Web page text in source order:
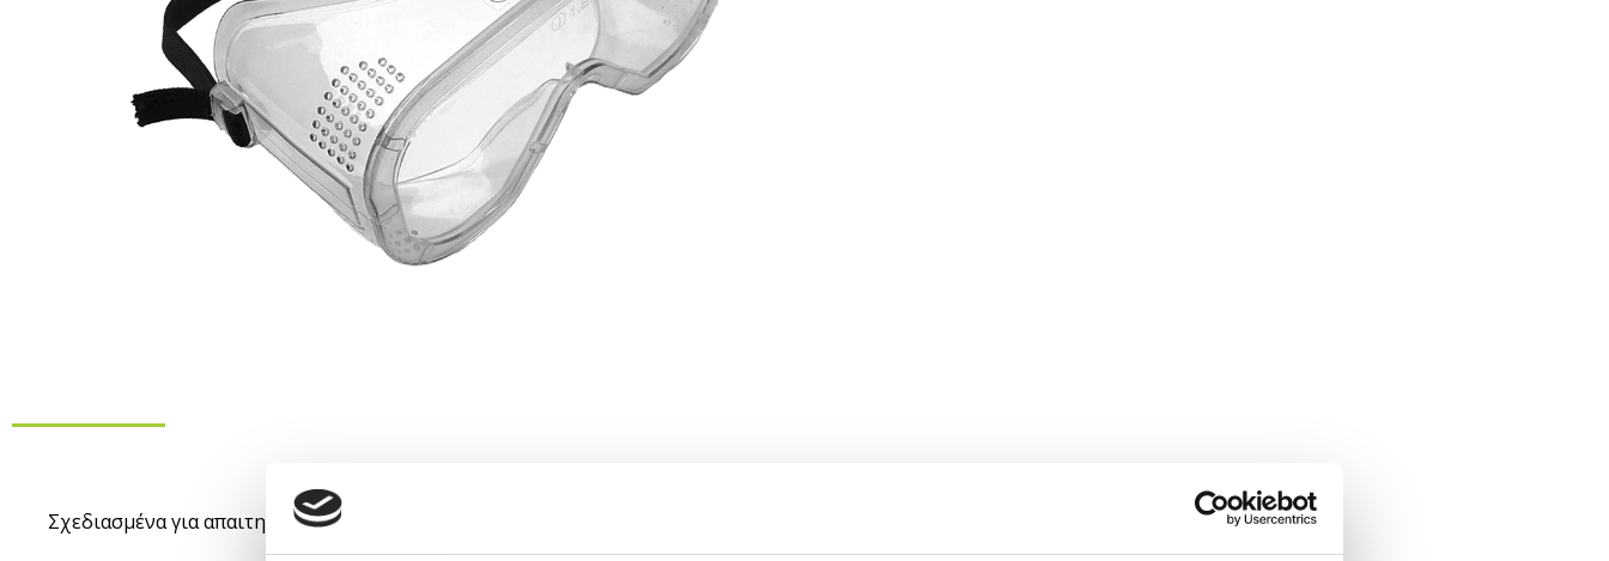
Σχεδιασμένα για απαιτητικά περιβάλλοντα εργασίας, αυτά τα προστατευτικά γυαλιά προσφέρουν αξιόπιστη κάλυψη και άνεση: